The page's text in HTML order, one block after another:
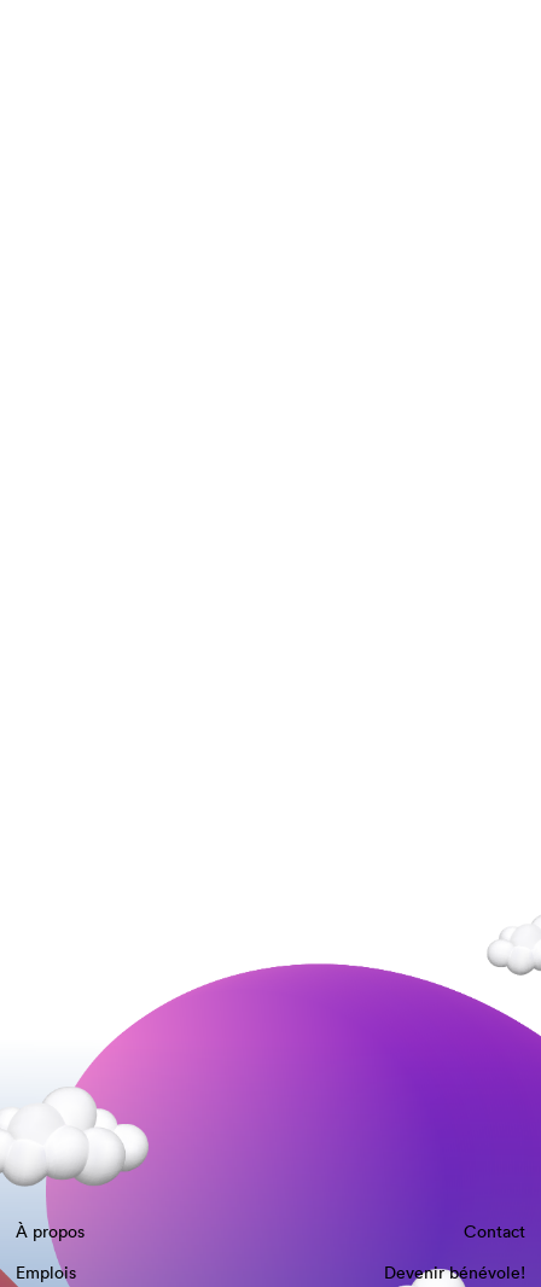
À propos
Contact
Emplois
Devenir bénévole!